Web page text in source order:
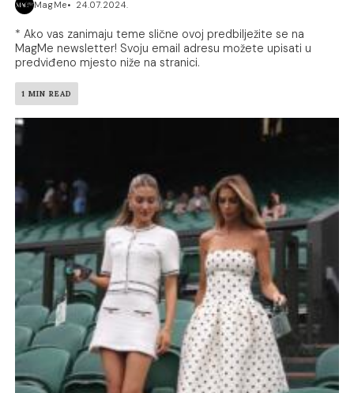
MagMe 24.07.2024.
* Ako vas zanimaju teme slične ovoj predbilježite se na
MagMe newsletter! Svoju email adresu možete upisati u
predviđeno mjesto niže na stranici.
1 MIN READ